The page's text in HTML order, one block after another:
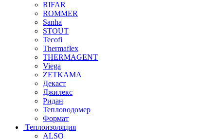
RIFAR
ROMMER
Sanha
STOUT
Tecofi
Thermaflex
THERMAGENT
Viega
ZETKAMA
Декаст
Джилекс
Ридан
Тепловодомер
Формат
Теплоизоляция
ALSO